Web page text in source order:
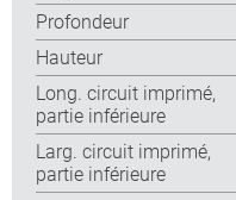
Profondeur
Hauteur
Long. circuit imprimé,
partie inférieure
Larg. circuit imprimé,
partie inférieure